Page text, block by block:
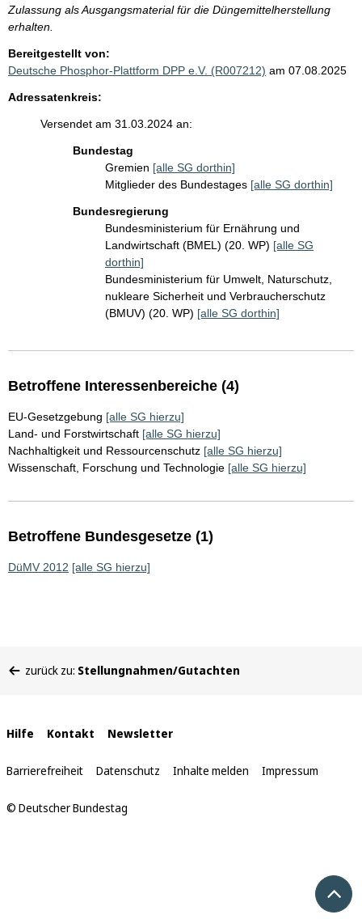
Zulassung als Ausgangsmaterial für die Düngemittelherstellung
erhalten.
Bereitgestellt von:
Deutsche Phosphor-Plattform DPP e.V. (R007212) am 07.08.2025
Adressatenkreis:
Versendet am 31.03.2024 an:
Bundestag
Gremien [alle SG dorthin]
Mitglieder des Bundestages [alle SG dorthin]
Bundesregierung
Bundesministerium für Ernährung und
Landwirtschaft (BMEL) (20. WP) [alle SG
dorthin]
Bundesministerium für Umwelt, Naturschutz,
nukleare Sicherheit und Verbraucherschutz
(BMUV) (20. WP) [alle SG dorthin]
Betroffene Interessenbereiche (4)
EU-Gesetzgebung [alle SG hierzu]
Land- und Forstwirtschaft [alle SG hierzu]
Nachhaltigkeit und Ressourcenschutz [alle SG hierzu]
Wissenschaft, Forschung und Technologie [alle SG hierzu]
Betroffene Bundesgesetze (1)
DüMV 2012 [alle SG hierzu]
befinden
zurück zu: Stellungnahmen/Gutachten
Interne
Links
Hilfe Kontakt Newsletter
Barrierefreiheit Datenschutz Inhalte melden Impressum
© Deutscher Bundestag